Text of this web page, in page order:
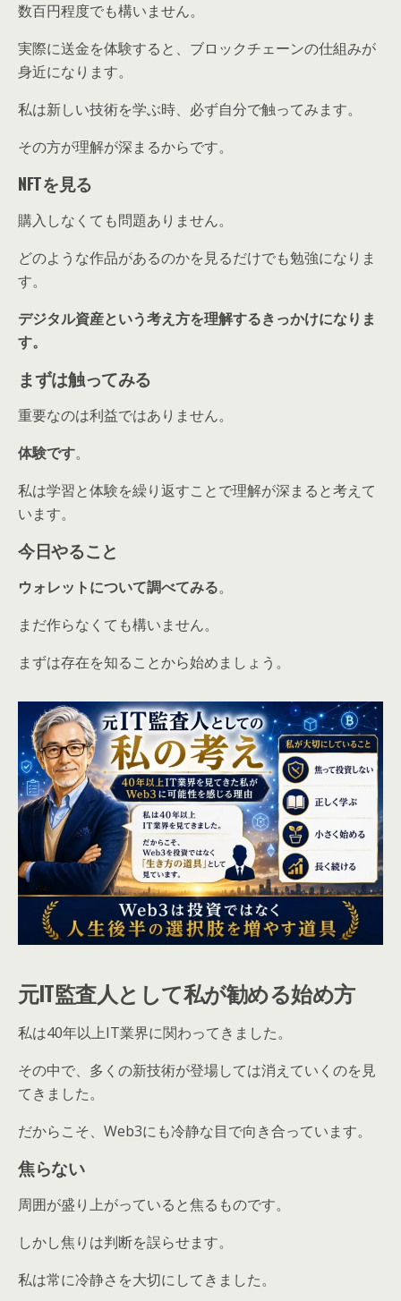
数百円程度でも構いません。
実際に送金を体験すると、ブロックチェーンの仕組みが
身近になります。
私は新しい技術を学ぶ時、必ず自分で触ってみます。
その方が理解が深まるからです。
NFTを見る
購入しなくても問題ありません。
どのような作品があるのかを見るだけでも勉強になりま
す。
デジタル資産という考え方を理解するきっかけになりま
す。
まずは触ってみる
重要なのは利益ではありません。
体験です。
私は学習と体験を繰り返すことで理解が深まると考えて
います。
今日やること
ウォレットについて調べてみる。
まだ作らなくても構いません。
まずは存在を知ることから始めましょう。
元IT監査人として私が勧める始め方
私は40年以上IT業界に関わってきました。
その中で、多くの新技術が登場しては消えていくのを見
てきました。
だからこそ、Web3にも冷静な目で向き合っています。
焦らない
周囲が盛り上がっていると焦るものです。
しかし焦りは判断を誤らせます。
私は常に冷静さを大切にしてきました。